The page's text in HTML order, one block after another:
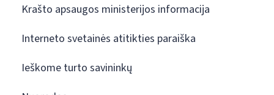
Krašto apsaugos ministerijos informacija
Interneto svetainės atitikties paraiška
Ieškome turto savininkų